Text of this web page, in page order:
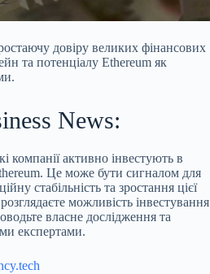
довіру великих фінансових
та потенціалу Ethereum як
News:
компанії активно інвестують в
Це може бути сигналом для
стабільність та зростання цієї
можливість інвестування
власне дослідження та
експертами.